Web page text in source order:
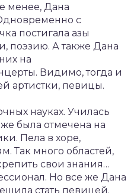
менее, Дана
с
постигала азы
поэзию. А также Дана
на
Видимо, тогда и
артистки, певицы.
науках. Училась
была отмечена на
Пела в хоре,
Так много областей,
свои знания…
Но все же Дана
стать певицей.